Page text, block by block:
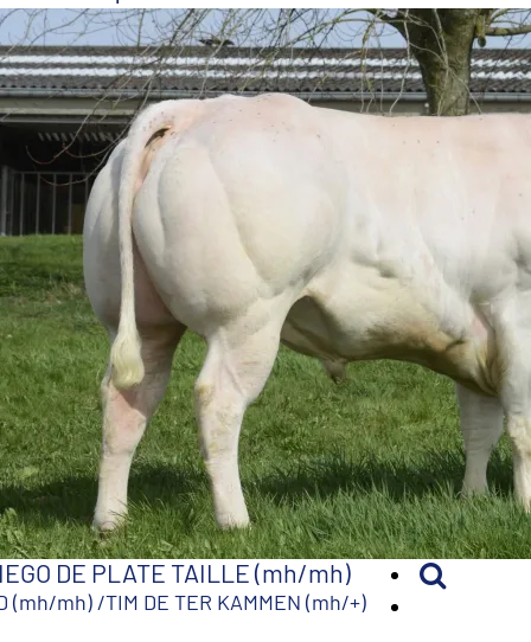
DE PLATE TAILLE (mh/mh)
(mh/mh) /TIM DE TER KAMMEN (mh/+)